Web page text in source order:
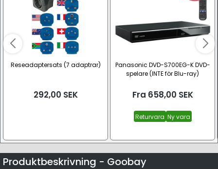
Reseadaptersats (7 adaptrar)
292,00 SEK
Panasonic DVD-S700EG-K DVD-
spelare (INTE för Blu-ray)
Fra 658,00 SEK
Returvara Ny vara
Produktbeskrivning - Goobay